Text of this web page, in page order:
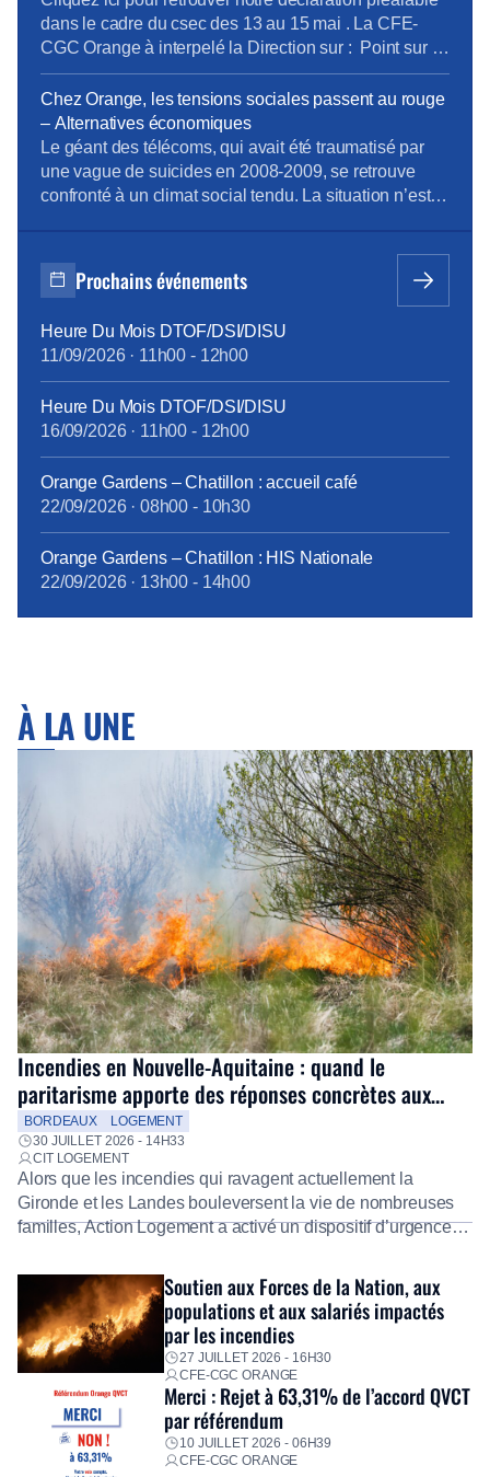
français en matière de maintien dans l’emploi des
plus de […]
dans le cadre du csec des 13 au 15 mai . La CFE-
CGC Orange à interpelé la Direction sur : Point sur la
réorganisation du CSEC Problématique de la mise en
place de l’accord GEPP / TPS Temps de prise de
parole des représentants CFE-CGC au CSEC
Nouvelle Politique Voyage […]
Chez Orange, les tensions sociales passent au rouge
– Alternatives économiques
Le géant des télécoms, qui avait été traumatisé par
une vague de suicides en 2008-2009, se retrouve
confronté à un climat social tendu. La situation n’est
de chiffre d’affaires pensait avoir mis cette période
troublée définitivement derrière elle, mais la tension
Prochains événements
Heure Du Mois DTOF/DSI/DISU
11/09/2026· 11h00 - 12h00
Heure Du Mois DTOF/DSI/DISU
16/09/2026· 11h00 - 12h00
Orange Gardens – Chatillon : accueil café
22/09/2026· 08h00 - 10h30
Orange Gardens – Chatillon : HIS Nationale
22/09/2026· 13h00 - 14h00
À LA UNE
Incendies en Nouvelle-Aquitaine : quand le
paritarisme apporte des réponses concrètes aux
salariés
BORDEAUX
LOGEMENT
30 JUILLET 2026 - 14H33
CIT LOGEMENT
Alors que les incendies qui ravagent actuellement la
Gironde et les Landes bouleversent la vie de nombreuses
familles, Action Logement a activé un dispositif d’urgence
Fidèle à sa mission d’utilité sociale, le Groupe mobilise
immédiatement ses équipes afin de proposer un diagnostic
personnalisé, des aides financières pour faire face aux
premières dépenses, […]
Soutien aux Forces de la Nation, aux
populations et aux salariés impactés
par les incendies
27 JUILLET 2026 - 16H30
CFE-CGC ORANGE
Merci : Rejet à 63,31% de l’accord QVCT
par référendum
10 JUILLET 2026 - 06H39
CFE-CGC ORANGE